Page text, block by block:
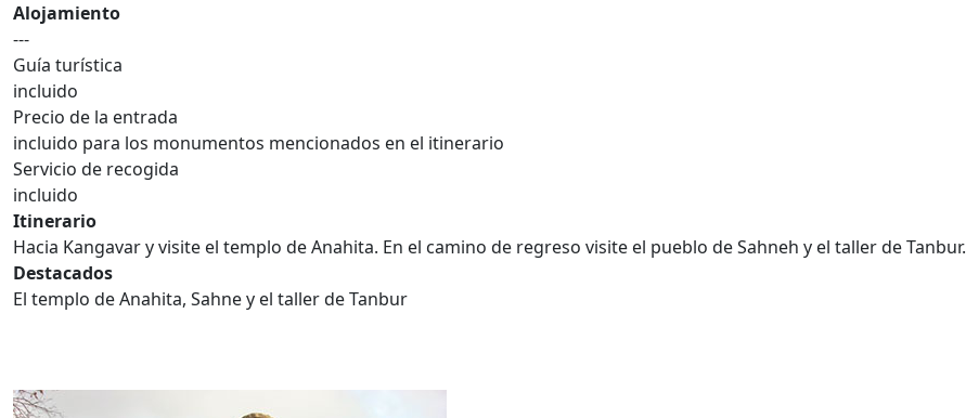
Alojamiento
---
Guía turística
incluido
Precio de la entrada
incluido para los monumentos mencionados en el itinerario
Servicio de recogida
incluido
Itinerario
Hacia Kangavar y visite el templo de Anahita. En el camino de regreso visite el pueblo de Sahneh y el taller de Tanbur.
Destacados
El templo de Anahita, Sahne y el taller de Tanbur